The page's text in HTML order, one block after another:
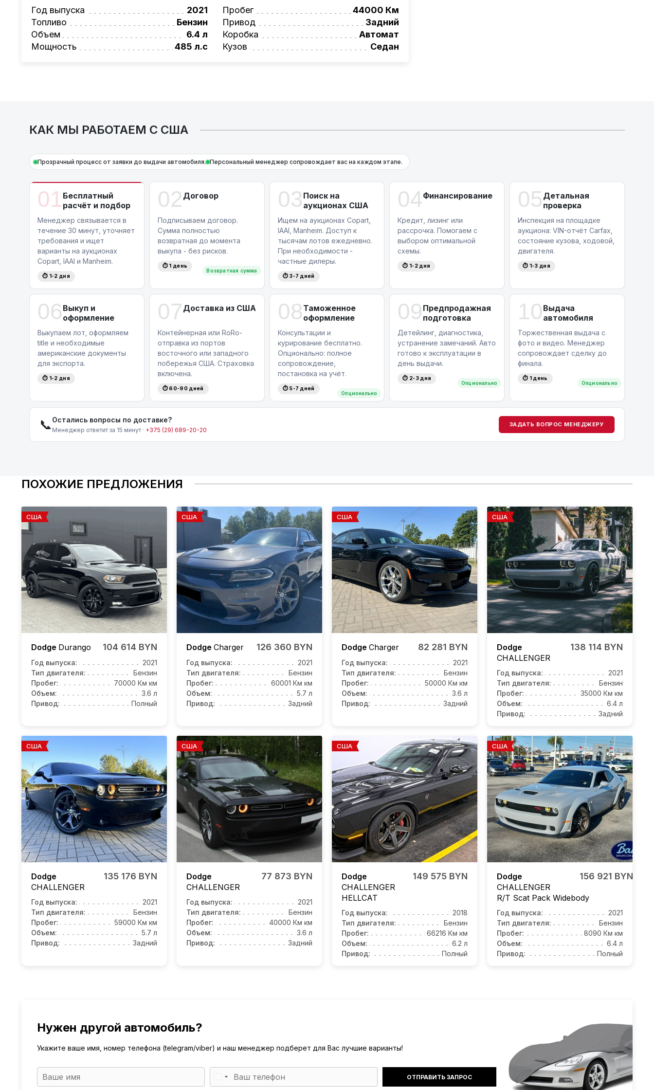
Также, для граждан РБ действует
лизинговая программа на НОВЫЕ автомобили.
Условия и подробности можно узнать по номеру:+375 (29) 689-20-20
AutoCapital
– просто доверьте работу профессионалам!
Год выпуска
2021
Топливо
Бензин
Объем
6.4 л
Мощность
485 л.с
Пробег
44000 Км
Привод
Задний
Коробка
Автомат
Кузов
Седан
КАК МЫ РАБОТАЕМ С США
Прозрачный процесс от заявки до выдачи автомобиля. Персональный менеджер сопровождает вас на каждом этапе.
01 Бесплатный
расчёт и подбор
Менеджер связывается в
течение 30 минут, уточняет
требования и ищет
варианты на аукционах
Copart, IAAI и Manheim.
⏱ 1-2 дня
02 Договор
Возвратная сумма
Подписываем договор.
Сумма полностью
возвратная до момента
выкупа - без рисков.
⏱ 1 день
03 Поиск на
аукционах США
Ищем на аукционах Copart,
IAAI, Manheim. Доступ к
тысячам лотов ежедневно.
При необходимости -
частные дилеры.
⏱ 3-7 дней
04Финансирование
Кредит, лизинг или
рассрочка. Помогаем с
выбором оптимальной
схемы.
⏱ 1-2 дня
05 Детальная
проверка
Инспекция на площадке
аукциона: VIN-отчёт Carfax,
состояние кузова, ходовой,
двигателя.
⏱ 1-3 дня
06 Выкуп и
оформление
Выкупаем лот, оформляем
title и необходимые
американские документы
для экспорта.
⏱ 1-2 дня
07 Доставка из США
Контейнерная или RoRo-
отправка из портов
восточного или западного
побережья США. Страховка
включена.
⏱ 60-90 дней
08 Таможенное
оформление
Опционально
Консультации и
курирование бесплатно.
Опционально: полное
сопровождение,
постановка на учёт.
⏱ 5-7 дней
09 Предпродажная
подготовка
Опционально
Детейлинг, диагностика,
устранение замечаний. Авто
готово к эксплуатации в
день выдачи.
⏱ 2-3 дня
10 Выдача
автомобиля
Опционально
Торжественная выдача с
фото и видео. Менеджер
сопровождает сделку до
финала.
⏱ 1 день
📞 Остались вопросы по доставке?
Менеджер ответит за 15 минут · +375 (29) 689-20-20
ЗАДАТЬ ВОПРОС МЕНЕДЖЕРУ
ПОХОЖИЕ ПРЕДЛОЖЕНИЯ
США
Dodge Durango 104 614 BYN
Год выпуска:
2021
Тип двигателя:
Бензин
Пробег:
70000 Км км
Объем:
3.6 л
Привод:
Полный
США
Dodge Charger 126 360 BYN
Год выпуска:
2021
Тип двигателя:
Бензин
Пробег:
60001 Км км
Объем:
5.7 л
Привод:
Задний
США
Dodge Charger 82 281 BYN
Год выпуска:
2021
Тип двигателя:
Бензин
Пробег:
50000 Км км
Объем:
3.6 л
Привод:
Задний
США
Dodge
CHALLENGER
138 114 BYN
Год выпуска:
2021
Тип двигателя:
Бензин
Пробег:
35000 Км км
Объем:
6.4 л
Привод:
Задний
США
Dodge
CHALLENGER
135 176 BYN
Год выпуска:
2021
Тип двигателя:
Бензин
Пробег:
59000 Км км
Объем:
5.7 л
Привод:
Задний
США
Dodge
CHALLENGER
77 873 BYN
Год выпуска:
2021
Тип двигателя:
Бензин
Пробег:
40000 Км км
Объем:
3.6 л
Привод:
Задний
США
Dodge
CHALLENGER
HELLCAT
149 575 BYN
Год выпуска:
2018
Тип двигателя:
Бензин
Пробег:
66216 Км км
Объем:
6.2 л
Привод:
Полный
США
Dodge
CHALLENGER
R/T Scat Pack Widebody
156 921 BYN
Год выпуска:
2021
Тип двигателя:
Бензин
Пробег:
8090 Км км
Объем:
6.4 л
Привод:
Полный
Нужен другой автомобиль?
Укажите ваше имя, номер телефона (telegram/viber) и наш менеджер подберет для Вас лучшие варианты!